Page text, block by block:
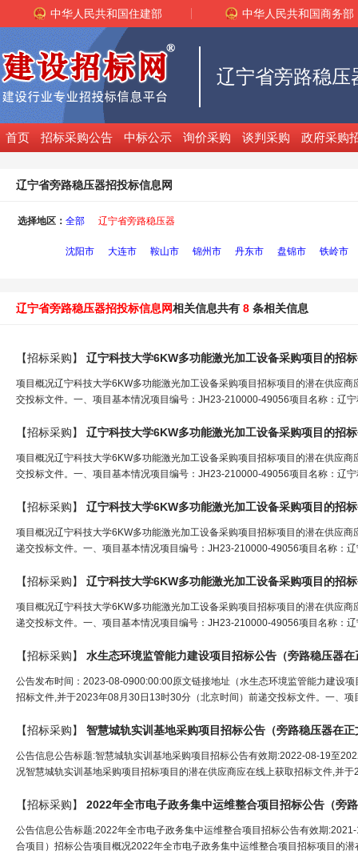
中华人民共和国住建部 中华人民共和国商务部
辽宁省旁路稳压
首页 招标采购公告 中标公示 询价采购 谈判采购 政府采购
辽宁省旁路稳压器招投标信息网
选择地区： 全部 辽宁省旁路稳压器
沈阳市 大连市 鞍山市 锦州市 丹东市 盘锦市 铁岭市
辽宁省旁路稳压器招投标信息网相关信息共有 8 条相关信息
【招标采购】 辽宁科技大学6KW多功能激光加工设备采购项目的招
项目概况辽宁科技大学6KW多功能激光加工设备采购项目招标项目的潜在供应
交投标文件。一、项目基本情况项目编号：JH23-210000-49056项目名称：辽
【招标采购】 辽宁科技大学6KW多功能激光加工设备采购项目的招
项目概况辽宁科技大学6KW多功能激光加工设备采购项目招标项目的潜在供应
交投标文件。一、项目基本情况项目编号：JH23-210000-49056项目名称：辽
【招标采购】 辽宁科技大学6KW多功能激光加工设备采购项目的招
项目概况辽宁科技大学6KW多功能激光加工设备采购项目招标项目的潜在供应
递交投标文件。一、项目基本情况项目编号：JH23-210000-49056项目名称：
【招标采购】 辽宁科技大学6KW多功能激光加工设备采购项目的招
项目概况辽宁科技大学6KW多功能激光加工设备采购项目招标项目的潜在供应
递交投标文件。一、项目基本情况项目编号：JH23-210000-49056项目名称：
【招标采购】 水生态环境监管能力建设项目招标公告（旁路稳压器在
公告发布时间：2023-08-0900:00:00原文链接地址（水生态环境监管能力建设
招标文件,并于2023年08月30日13时30分（北京时间）前递交投标文件。一、
【招标采购】 智慧城轨实训基地采购项目招标公告（旁路稳压器在正
公告信息公告标题:智慧城轨实训基地采购项目招标公告有效期:2022-08-19至
况智慧城轨实训基地采购项目招标项目的潜在供应商应在线上获取招标文件,并
【招标采购】 2022年全市电子政务集中运维整合项目招标公告（旁
公告信息公告标题:2022年全市电子政务集中运维整合项目招标公告有效期
合项目）招标公告项目概况2022年全市电子政务集中运维整合项目招标项目的